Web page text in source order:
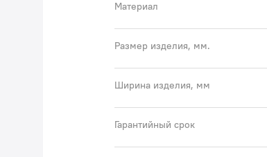
Материал
Размер изделия, мм.
Ширина изделия, мм
Гарантийный срок